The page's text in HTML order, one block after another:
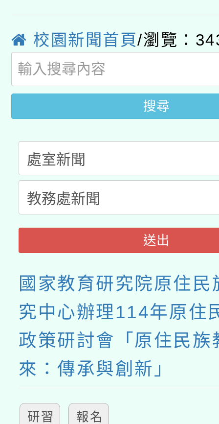
業技術研究院辦理「
用水績優單位及節水達
動」
115年8月22日(星期六
桃園市孔廟祈福系列
開 智慧啟航」
2026年桃園地景藝術
校園新聞首頁/瀏覽：
搜尋
送出
國家教育研究院原住民
究中心辦理114年原住
政策研討會「原住民族
來：傳承與創新」
研習 報名